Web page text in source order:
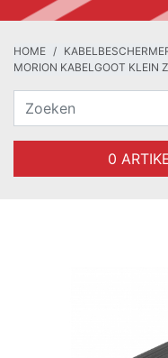
HOME
MORION KABELGOOT KLEIN
0